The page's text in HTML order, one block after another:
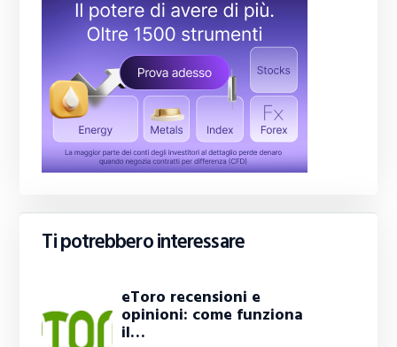
Ti potrebbero interessare
eToro recensioni e
opinioni: come funziona
il…